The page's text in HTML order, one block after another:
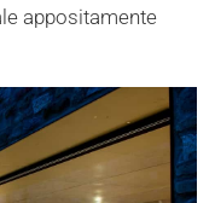
appositamente